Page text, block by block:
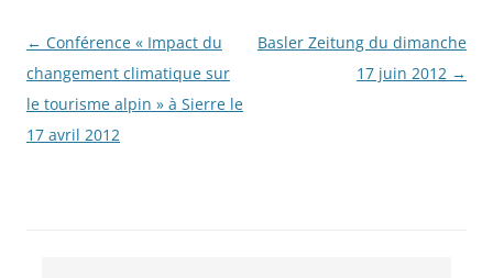
Navigation
des
articles
← Conférence « Impact du
changement climatique sur
le tourisme alpin » à Sierre le
17 avril 2012
Basler Zeitung du dimanche
17 juin 2012 →